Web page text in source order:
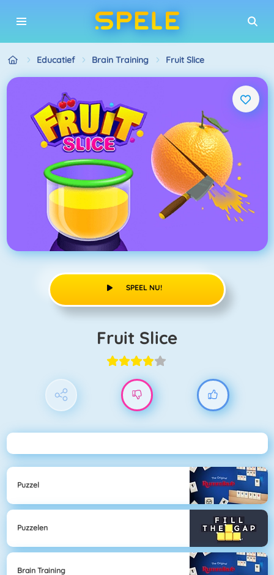
Educatief Brain Training Fruit Slice
SPEEL NU!
Fruit Slice
Puzzel
Puzzelen
Brain Training